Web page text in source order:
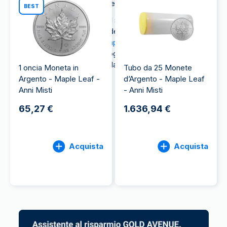
anche sulla bandiera nazionale.
Grazie alla sua alta qualità e al suo design raffinato,
la moneta Maple Leaf è una delle più famose e
richieste da chi desidera
comprare argento
diversificare il proprio portafoglio di risparmio e
investimento o per arricchire la propria collezione di
monete d’argento.
BEST
1 oncia Moneta in
Argento - Maple Leaf -
Anni Misti
65,27 €
Acquista
Tubo da 25 Monete
d’Argento - Maple Leaf
- Anni Misti
1.636,94 €
Acquista